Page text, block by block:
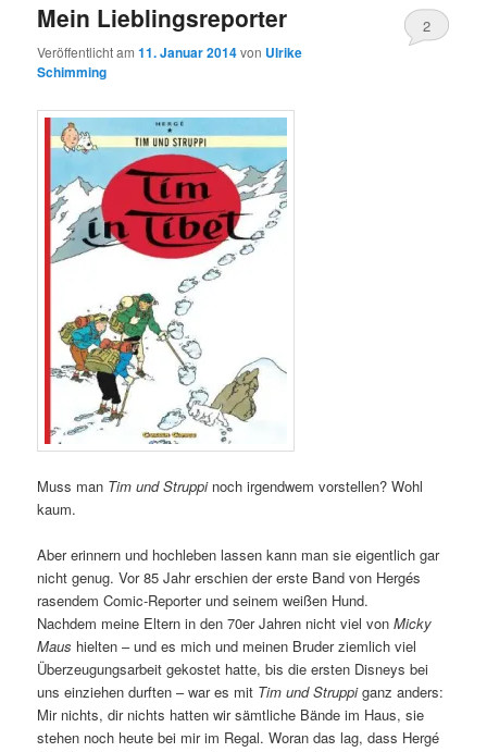
Mein Lieblingsreporter
Veröffentlicht am11. Januar 2014von Ulrike
Schimming
2
Muss man Tim und Struppinoch irgendwem vorstellen? Wohl
kaum.
Aber erinnern und hochleben lassen kann man sie eigentlich gar
nicht genug. Vor 85 Jahr erschien der erste Band von Hergés
rasendem Comic-Reporter und seinem weißen Hund.
Nachdem meine Eltern in den 70er Jahren nicht viel vonMicky
Maus hielten – und es mich und meinen Bruder ziemlich viel
Überzeugungsarbeit gekostet hatte, bis die ersten Disneys bei
uns einziehen durften – war es mit Tim und Struppiganz anders:
Mir nichts, dir nichts hatten wir sämtliche Bände im Haus, sie
stehen noch heute bei mir im Regal. Woran das lag, dass Hergé